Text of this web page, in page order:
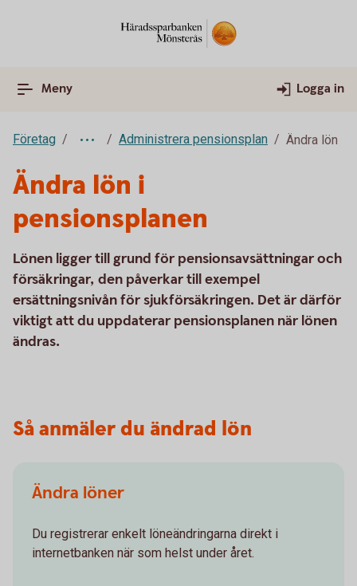
Meny Logga in
Företag Administrera pensionsplan Ändra lön
Ändra lön i
pensionsplanen
Lönen ligger till grund för pensionsavsättningar och
försäkringar, den påverkar till exempel
ersättningsnivån för sjukförsäkringen. Det är därför
viktigt att du uppdaterar pensionsplanen när lönen
ändras.
Så anmäler du ändrad lön
Ändra löner
Du registrerar enkelt löneändringarna direkt i
internetbanken när som helst under året.